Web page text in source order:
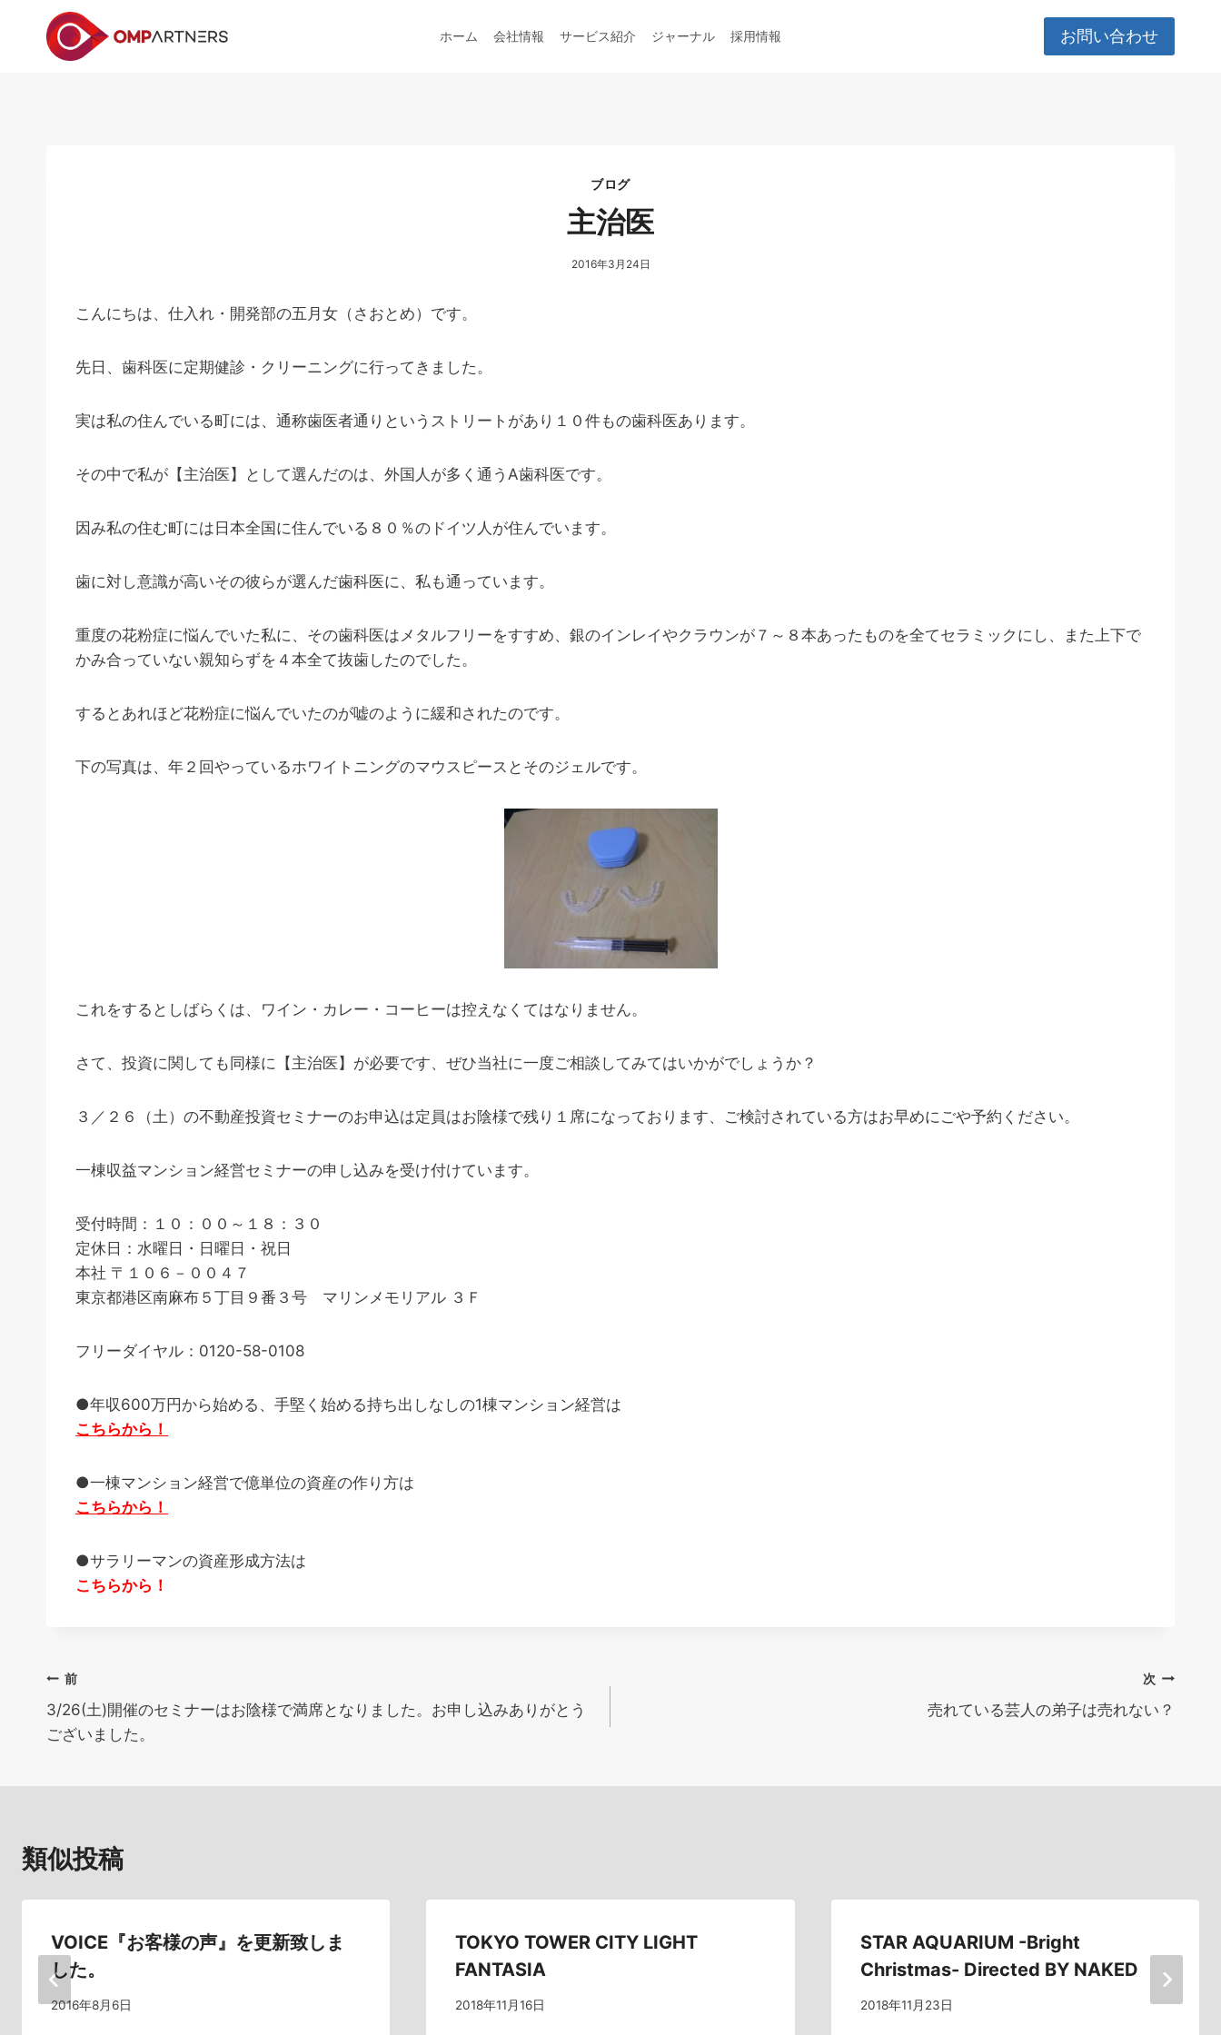
ホーム 会社情報 サービス紹介 ジャーナル 採用情報 お問い合わせ
ブログ
主治医
2016年3月24日
こんにちは、仕入れ・開発部の五月女（さおとめ）です。
先日、歯科医に定期健診・クリーニングに行ってきました。
実は私の住んでいる町には、通称歯医者通りというストリートがあり１０件もの歯科医あります。
その中で私が【主治医】として選んだのは、外国人が多く通うA歯科医です。
因み私の住む町には日本全国に住んでいる８０％のドイツ人が住んでいます。
歯に対し意識が高いその彼らが選んだ歯科医に、私も通っています。
重度の花粉症に悩んでいた私に、その歯科医はメタルフリーをすすめ、銀のインレイやクラウンが７～８本あったものを全てセラミックにし、また上下で
かみ合っていない親知らずを４本全て抜歯したのでした。
するとあれほど花粉症に悩んでいたのが嘘のように緩和されたのです。
下の写真は、年２回やっているホワイトニングのマウスピースとそのジェルです。
これをするとしばらくは、ワイン・カレー・コーヒーは控えなくてはなりません。
さて、投資に関しても同様に【主治医】が必要です、ぜひ当社に一度ご相談してみてはいかがでしょうか？
３／２６（土）の不動産投資セミナーのお申込は定員はお陰様で残り１席になっております、ご検討されている方はお早めにごや予約ください。
一棟収益マンション経営セミナーの申し込みを受け付けています。
受付時間：１０：００～１８：３０
定休日：水曜日・日曜日・祝日
本社 〒１０６－００４７
東京都港区南麻布５丁目９番３号 マリンメモリアル ３Ｆ
フリーダイヤル：0120-58-0108
●年収600万円から始める、手堅く始める持ち出しなしの1棟マンション経営は
こちらから！
●一棟マンション経営で億単位の資産の作り方は
こちらから！
●サラリーマンの資産形成方法は
こちらから！
投
稿
ー
ョ
ン
前
3/26(土)開催のセミナーはお陰様で満席となりました。お申し込みありがとう
ございました。
次
売れている芸人の弟子は売れない？
類似投稿
VOICE『お客様の声』を更新致しま
した。
2016年8月6日
TOKYO TOWER CITY LIGHT
FANTASIA
2018年11月16日
STAR AQUARIUM -Bright
Christmas- Directed BY NAKED
2018年11月23日